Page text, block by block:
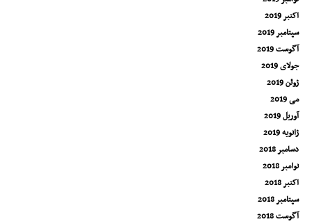
اکتبر 2019
سپتامبر 2019
آگوست 2019
جولای 2019
ژوئن 2019
می 2019
آوریل 2019
ژانویه 2019
دسامبر 2018
نوامبر 2018
اکتبر 2018
سپتامبر 2018
آگوست 2018